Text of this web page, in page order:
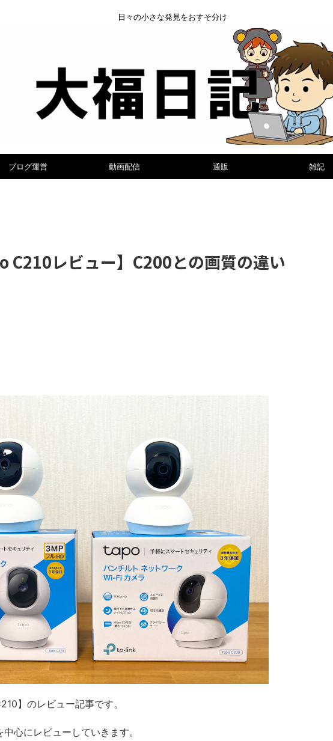
日々の小さな発見をおすそ分け
ブログ運営 動画配信 通販 雑記
C210レビュー】C200との画質の違い
】のレビュー記事です。
心にレビューしていきます。